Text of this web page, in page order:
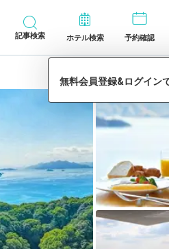
記事検索 ホテル検索 予約確認